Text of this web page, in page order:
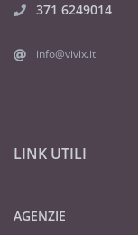
371 6249014
info@vivix.it
LINK UTILI
AGENZIE